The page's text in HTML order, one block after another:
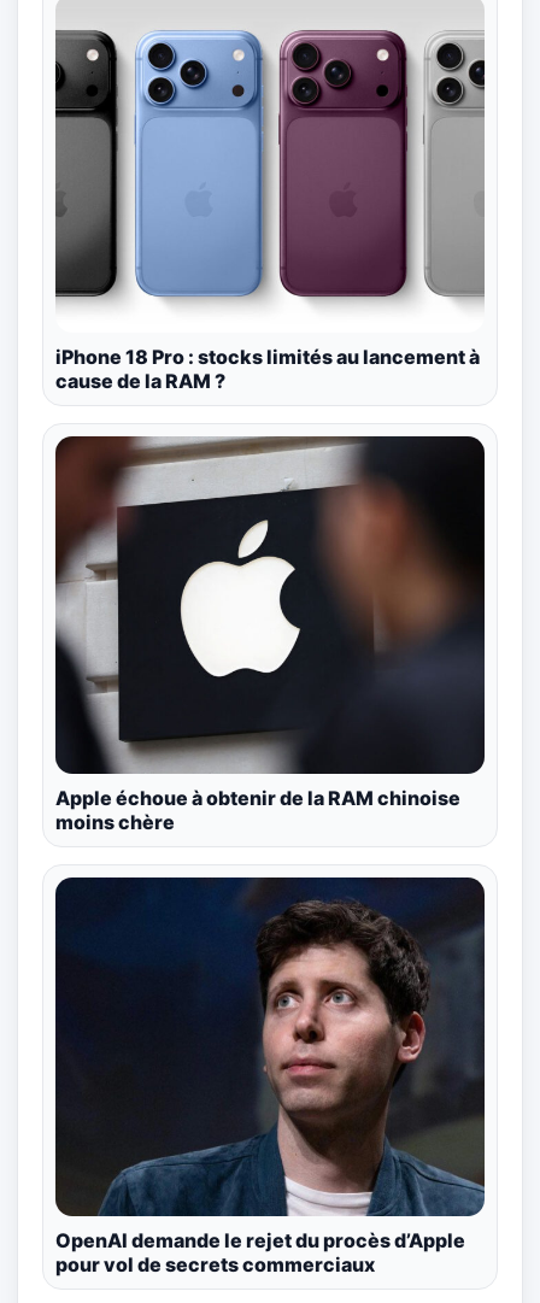
iPhone 18 Pro : stocks limités au lancement à
cause de la RAM ?
Apple échoue à obtenir de la RAM chinoise
moins chère
OpenAI demande le rejet du procès d’Apple
pour vol de secrets commerciaux